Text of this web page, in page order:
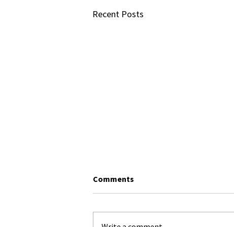
Recent Posts
Comments